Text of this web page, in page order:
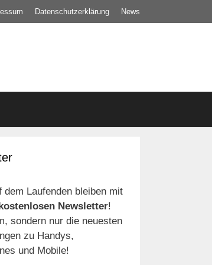
Datenschutz­erklärung News
dem Laufenden bleiben mit
Newsletter!
sondern nur die neuesten
zu Handys,
und Mobile!